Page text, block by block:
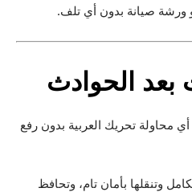
ورشة صيانة بدون أي تلف.
الحوادث
محاولة تحريك العربية بدون رفع
وتنقلها بأمان تام، وتحافظ